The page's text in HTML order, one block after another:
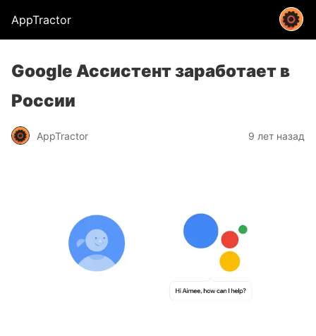
AppTractor
Google Ассистент заработает в
России
AppTractor 9 лет назад